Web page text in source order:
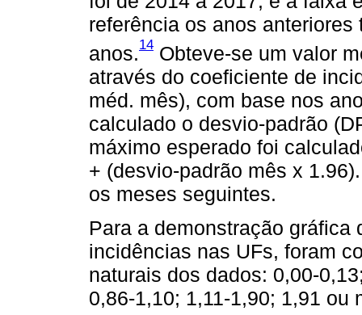
referência os anos
anos.14 Obteve-se um valor
através do coeficiente de
méd. mês), com base nos
calculado o desvio-padrão
máximo esperado foi
+ (desvio-padrão mês x
os meses seguintes.
Para a demonstração
incidências nas UFs, foram
naturais dos dados: 0,00-
0,86-1,10; 1,11-1,90; 1,91 ou